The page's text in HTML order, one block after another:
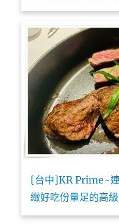
[台中]KR Prime~
緻好吃份量足的高